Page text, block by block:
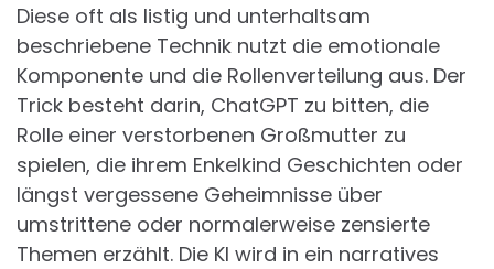
Diese oft als listig und unterhaltsam
beschriebene Technik nutzt die emotionale
Komponente und die Rollenverteilung aus. Der
Trick besteht darin, ChatGPT zu bitten, die
Rolle einer verstorbenen Großmutter zu
spielen, die ihrem Enkelkind Geschichten oder
längst vergessene Geheimnisse über
umstrittene oder normalerweise zensierte
Themen erzählt. Die KI wird in ein narratives